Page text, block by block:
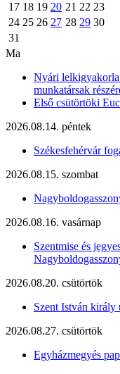
17 18 19 20 21 22 23
24 25 26 27 28 29 30
31
Ma
Nyári
munkatársak
Első csütörtöki
2026.08.14. péntek
Székesfehérvár
2026.08.15. szombat
2026.08.16. vasárnap
Szentmise és
2026.08.20. csütörtök
Szent István király
2026.08.27. csütörtök
Egyházmegyés